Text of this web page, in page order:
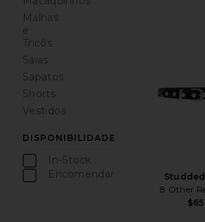
Malhas
e
Tricôs
Saias
Sapatos
Shorts
Vestidos
DISPONIBILIDADE
In-Stock
peças favoritas
Encomendar
peças favoritas
8 Other
$65